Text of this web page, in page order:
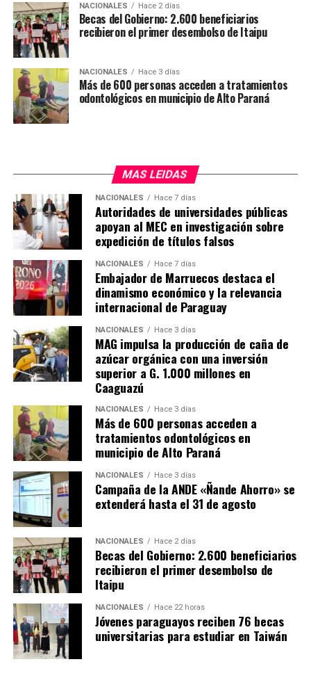
NACIONALES Hace 2 días
Becas del Gobierno: 2.600 beneficiarios
recibieron el primer desembolso de Itaipu
NACIONALES Hace 3 días
Más de 600 personas acceden a tratamientos
odontológicos en municipio de Alto Paraná
MAS LEIDAS
NACIONALES Hace 7 días
Autoridades de universidades públicas
apoyan al MEC en investigación sobre
expedición de títulos falsos
NACIONALES Hace 7 días
Embajador de Marruecos destaca el
dinamismo económico y la relevancia
internacional de Paraguay
NACIONALES Hace 3 días
MAG impulsa la producción de caña de
azúcar orgánica con una inversión
superior a G. 1.000 millones en
Caaguazú
NACIONALES Hace 3 días
Más de 600 personas acceden a
tratamientos odontológicos en
municipio de Alto Paraná
NACIONALES Hace 3 días
Campaña de la ANDE «Ñande Ahorro» se
extenderá hasta el 31 de agosto
NACIONALES Hace 2 días
Becas del Gobierno: 2.600 beneficiarios
recibieron el primer desembolso de
Itaipu
NACIONALES Hace 22 horas
Jóvenes paraguayos reciben 76 becas
universitarias para estudiar en Taiwán